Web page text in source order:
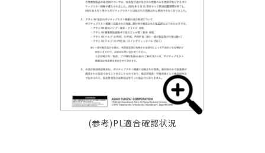
(参考)PL適合確認状況